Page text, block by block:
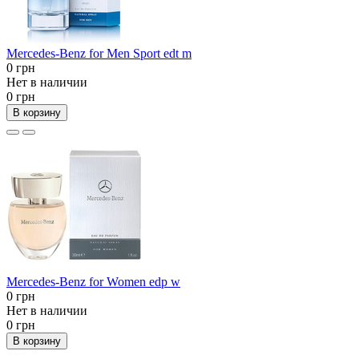
Mercedes-Benz for Men Sport edt m
0 грн
Нет в наличии
0 грн
В корзину
Mercedes-Benz for Women edp w
0 грн
Нет в наличии
0 грн
В корзину